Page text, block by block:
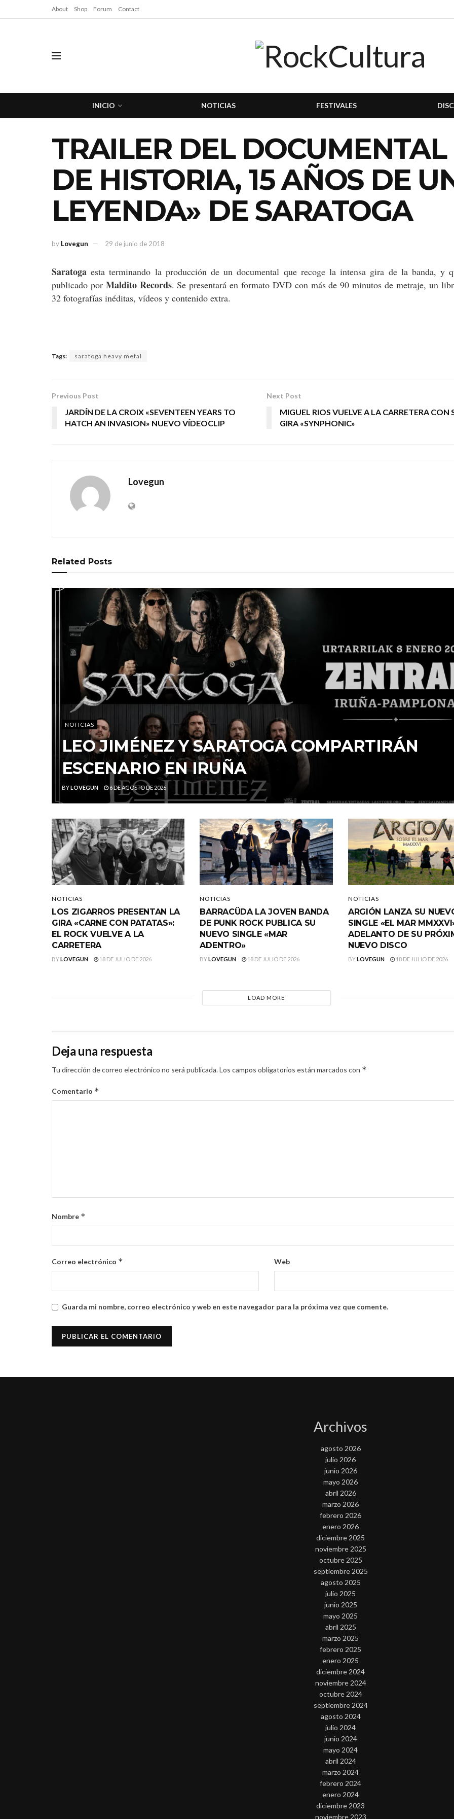
About Shop Forum Contact
INICIO NOTICIAS FESTIVALES
TRAILER DEL
DE HISTORIA, 15 AÑOS DE
LEYENDA» DE SARATOGA
by Lovegun 29 de junio de 2018
Saratoga esta terminando la producción de un documental que recoge la intensa gira de la banda, y
publicado por Maldito Records. Se presentará en formato DVD con más de 90 minutos de metraje, un
32 fotografías inéditas, vídeos y contenido extra.
Tags: saratoga heavy metal
Previous Post
JARDÍN DE LA CROIX «SEVENTEEN YEARS TO
HATCH AN INVASION» NUEVO VÍDEOCLIP
Next Post
MIGUEL RIOS VUELVE A LA CARRETERA CON
GIRA «SYNPHONIC»
Lovegun
Related Posts
NOTICIAS
LEO JIMÉNEZ Y SARATOGA COMPARTIRÁN
ESCENARIO EN IRUÑA
BYLOVEGUN 6 DE AGOSTO DE 2026
NOTICIAS
LOS ZIGARROS PRESENTAN LA
GIRA «CARNE CON PATATAS»:
EL ROCK VUELVE A LA
CARRETERA
BYLOVEGUN 18 DE JULIO DE 2026
NOTICIAS
BARRACÜDA LA JOVEN BANDA
DE PUNK ROCK PUBLICA SU
NUEVO SINGLE «MAR
ADENTRO»
BYLOVEGUN 18 DE JULIO DE 2026
NOTICIAS
ARGIÓN LANZA SU
SINGLE «EL MAR
ADELANTO DE SU
NUEVO DISCO
BYLOVEGUN 18 DE JULIO DE 2026
LOAD MORE
Deja una respuesta
Tu dirección de correo electrónico no será publicada.Los campos obligatorios están marcados con *
Comentario *
Nombre *
Correo electrónico * Web
Guarda mi nombre, correo electrónico y web en este navegador para la próxima vez que comente.
Archivos
agosto 2026
julio 2026
junio 2026
mayo 2026
abril 2026
marzo 2026
febrero 2026
enero 2026
diciembre 2025
noviembre 2025
octubre 2025
septiembre 2025
agosto 2025
julio 2025
junio 2025
mayo 2025
abril 2025
marzo 2025
febrero 2025
enero 2025
diciembre 2024
noviembre 2024
octubre 2024
septiembre 2024
agosto 2024
julio 2024
junio 2024
mayo 2024
abril 2024
marzo 2024
febrero 2024
enero 2024
diciembre 2023
noviembre 2023